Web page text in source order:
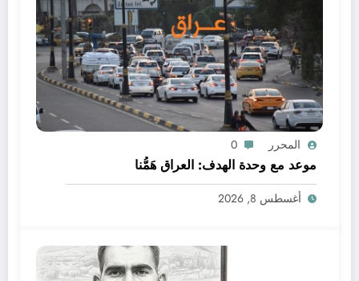
المحرر 0
موعد مع وحدة الهدف: العراق هَمُّنا
أغسطس 8, 2026